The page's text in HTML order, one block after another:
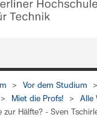
Vor dem Studium
Miet die Profs!
Alle
zur Hälfte? - Sven